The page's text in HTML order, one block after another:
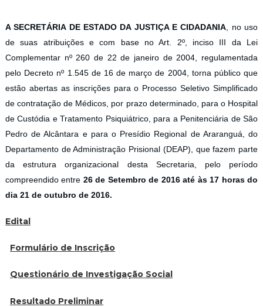
A SECRETÁRIA DE ESTADO DA JUSTIÇA E CIDADANIA , no uso
de suas atribuições e com base no Art. 2º, inciso III da Lei
Complementar nº 260 de 22 de janeiro de 2004, regulamentada
pelo Decreto nº 1.545 de 16 de março de 2004, torna público que
estão abertas as inscrições para o Processo Seletivo Simplificado
de contratação de Médicos, por prazo determinado, para o Hospital
de Custódia e Tratamento Psiquiátrico, para a Penitenciária de São
Pedro de Alcântara e para o Presídio Regional de Araranguá, do
Departamento de Administração Prisional (DEAP), que fazem parte
da estrutura organizacional desta Secretaria, pelo período
compreendido entre 26 de Setembro de 2016 até às 17 horas do
dia 21 de outubro de 2016.
Edital
Formulário de Inscrição
Questionário de Investigação Social
Resultado Preliminar